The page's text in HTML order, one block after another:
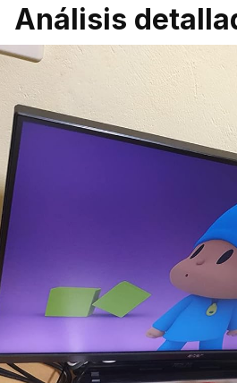
Análisis